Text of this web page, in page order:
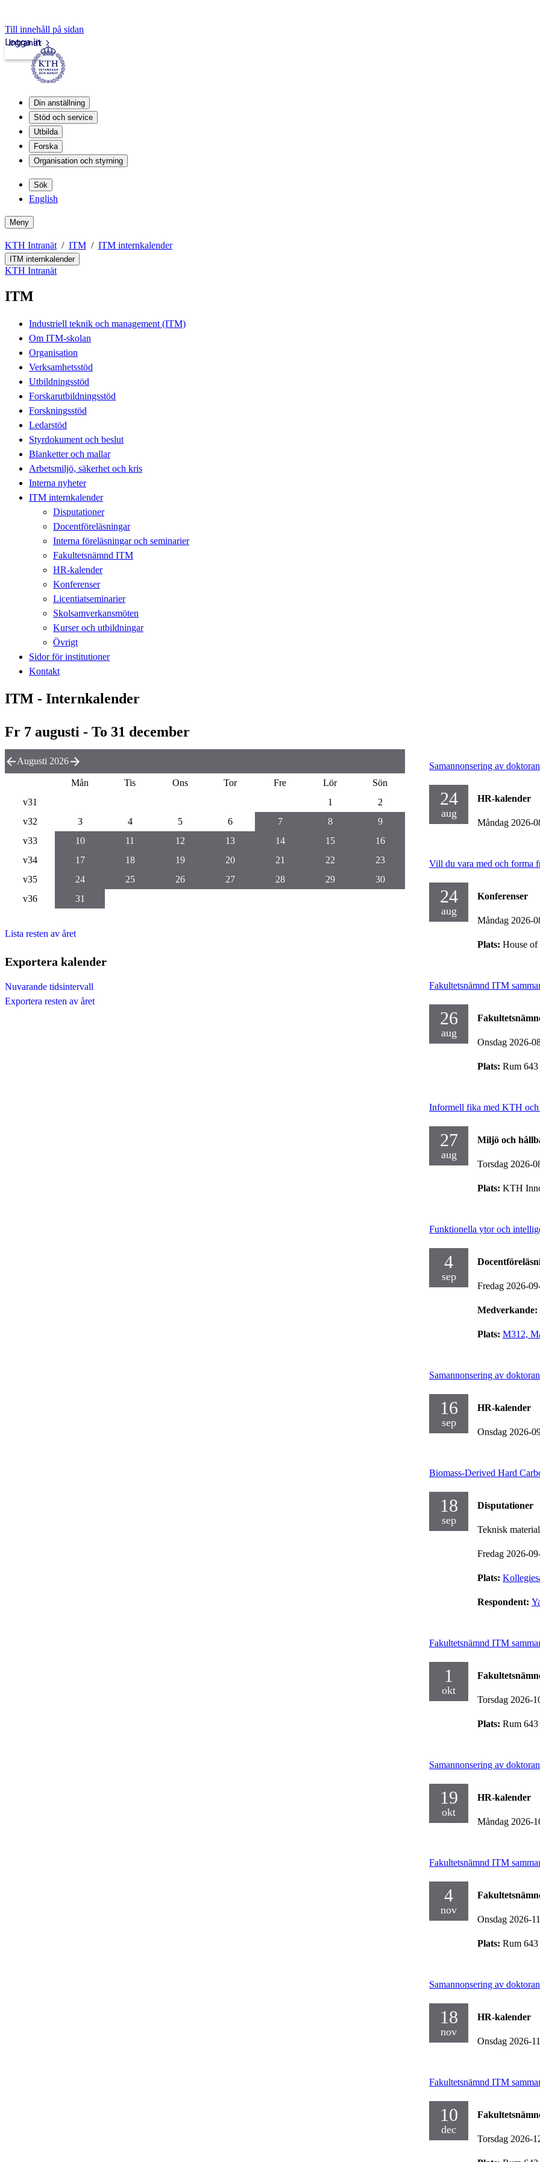
Till innehåll på sidan
Intranät
Logga in
Din anställning
Stöd och service
Utbilda
Forska
Organisation och styrning
Sök
English
Meny
KTH Intranät ITM ITM internkalender
ITM internkalender
KTH Intranät
ITM
Industriell teknik och management (ITM)
Om ITM-skolan
Organisation
Verksamhetsstöd
Utbildningsstöd
Forskarutbildningsstöd
Forskningsstöd
Ledarstöd
Styrdokument och beslut
Blanketter och mallar
Arbetsmiljö, säkerhet och kris
Interna nyheter
ITM internkalender
Disputationer
Docentföreläsningar
Interna föreläsningar och seminarier
Fakultetsnämnd ITM
HR-kalender
Konferenser
Licentiatseminarier
Skolsamverkansmöten
Kurser och utbildningar
Övrigt
Sidor för institutioner
Kontakt
ITM - Internkalender
Fr 7 augusti - To 31 december
Samannonsering av
24
aug
HR-kalender
Måndag 2026-
Vill du vara med och forma
24
aug
Konferenser
Måndag 2026-
Plats: House of
Fakultetsnämnd ITM
26
aug
Onsdag 2026-
Plats: Rum
Informell fika med KTH och
27
aug
Miljö och
Torsdag 2026-
Plats: KTH
Funktionella ytor och
4
sep
Fredag 2026-
Medverkande:
Plats: M312,
Samannonsering av
16
sep
HR-kalender
Onsdag 2026-
Biomass-Derived Hard
18
sep
Disputationer
Teknisk
Fredag 2026-
Plats:
Respondent:
Fakultetsnämnd ITM
1
okt
Torsdag 2026-
Plats: Rum
Samannonsering av
19
okt
HR-kalender
Måndag 2026-
Fakultetsnämnd ITM
4
nov
Onsdag 2026-
Plats: Rum
Samannonsering av
18
nov
HR-kalender
Onsdag 2026-
Fakultetsnämnd ITM
10
dec
Torsdag 2026-
Augusti 2026
Mån Tis Ons Tor Fre Lör
Sön
v31
1
2
v32
3 4 5 6 7 8
9
v33
10 11 12 13 14 15
16
v34
17 18 19 20 21 22
23
v35
24 25 26 27 28 29
30
v36
31
Lista resten av året
Exportera kalender
Nuvarande tidsintervall
Exportera resten av året